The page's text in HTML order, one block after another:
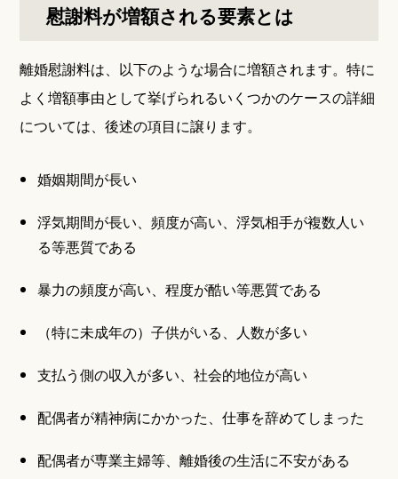
慰謝料が増額される要素とは
離婚慰謝料は、以下のような場合に増額されます。特に
よく増額事由として挙げられるいくつかのケースの詳細
については、後述の項目に譲ります。
婚姻期間が長い
浮気期間が長い、頻度が高い、浮気相手が複数人い
る等悪質である
暴力の頻度が高い、程度が酷い等悪質である
（特に未成年の）子供がいる、人数が多い
支払う側の収入が多い、社会的地位が高い
配偶者が精神病にかかった、仕事を辞めてしまった
配偶者が専業主婦等、離婚後の生活に不安がある